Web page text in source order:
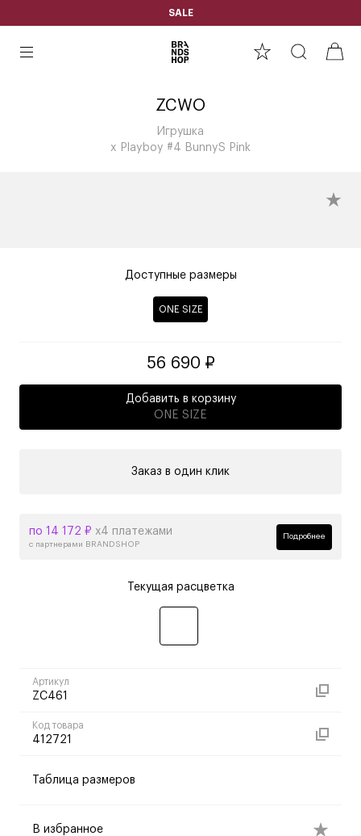
SALE
ZCWO
Игрушка
x Playboy #4 BunnyS Pink
Доступные размеры
ONE SIZE
56 690 ₽
Добавить в корзину
ONE SIZE
Заказ в один клик
по 14 172 ₽ х4 платежами
с партнерами BRANDSHOP
Подробнее
Текущая расцветка
Артикул
ZC461
Код товара
412721
Таблица размеров
В избранное